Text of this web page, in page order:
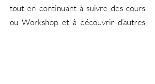
tout en continuant à suivre des cours
ou Workshop et à découvrir d’autres